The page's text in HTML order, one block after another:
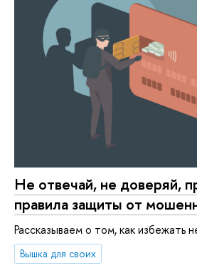
Не отвечай, не доверяй,
правила защиты от
Рассказываем о том, как избежать
Вышка для своих